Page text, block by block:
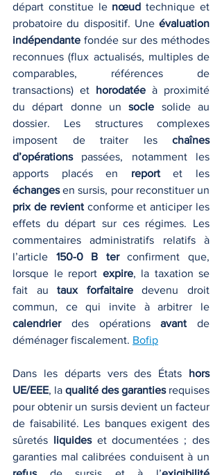
départ constitue le nœud technique et
probatoire du dispositif. Une évaluation
indépendante fondée sur des méthodes
reconnues (flux actualisés, multiples de
comparables, références de
transactions) et horodatée à proximité
du départ donne un socle solide au
dossier. Les structures complexes
imposent de traiter les chaînes
d’opérations passées, notamment les
apports placés en report
échanges
prix de revient conforme et anticiper les
effets du départ sur ces régimes. Les
commentaires administratifs relatifs à
l’article 150-0 B ter confirment que,
lorsque le report expire, la taxation se
fait au taux forfaitaire devenu droit
calendrier des opérations avant de
déménager fiscalement. Bofip
Dans les départs vers des États hors
UE/EEE, la qualité des garanties requises
pour obtenir un sursis devient un facteur
de faisabilité. Les banques exigent des
sûretés liquides et documentées ; des